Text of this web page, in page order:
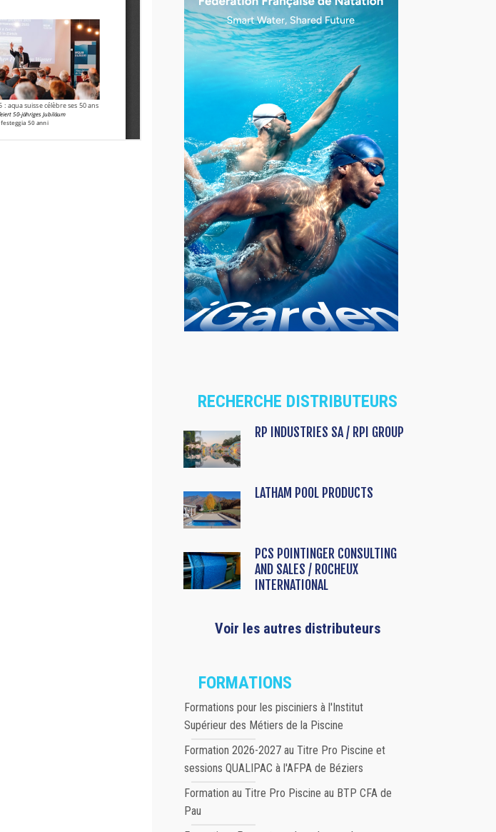
RECHERCHE DISTRIBUTEURS
RP INDUSTRIES SA / RPI GROUP
LATHAM POOL PRODUCTS
PCS POINTINGER CONSULTING
AND SALES / ROCHEUX
INTERNATIONAL
Voir les autres distributeurs
FORMATIONS
Formations pour les pisciniers à l'Institut
Supérieur des Métiers de la Piscine
Formation 2026-2027 au Titre Pro Piscine et
sessions QUALIPAC à l'AFPA de Béziers
Formation au Titre Pro Piscine au BTP CFA de
Pau